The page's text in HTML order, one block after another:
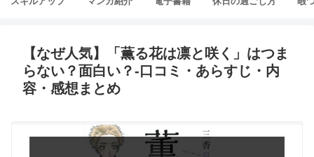
【なぜ人気】「薫る花は凛と咲く」はつま
らない？面白い？-口コミ・あらすじ・内
容・感想まとめ